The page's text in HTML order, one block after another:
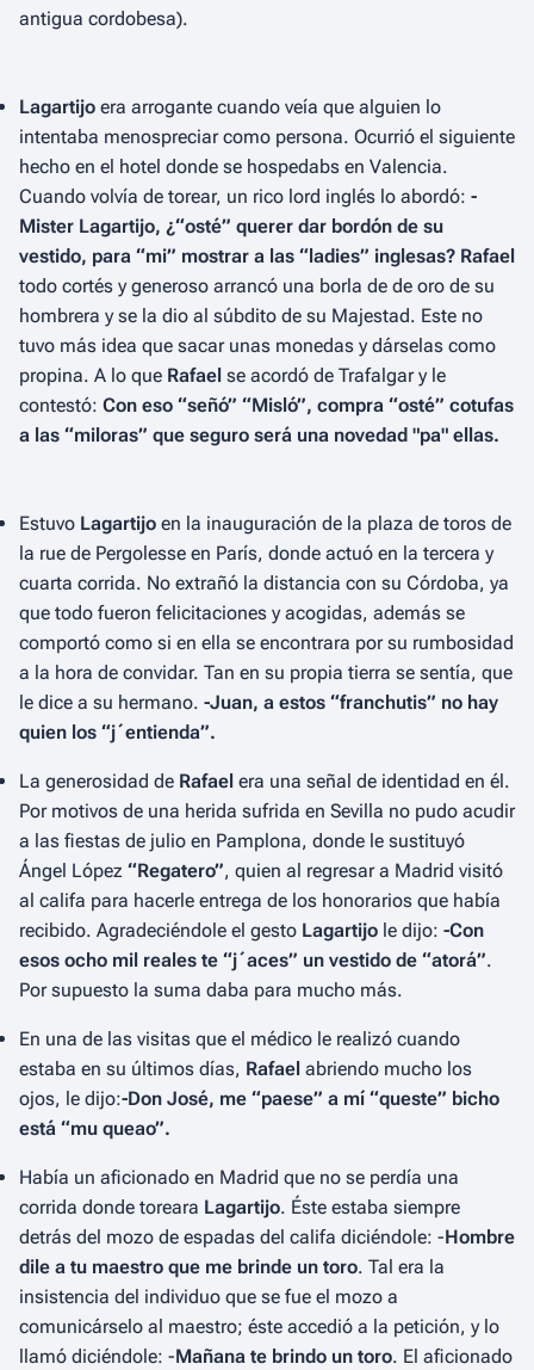
antigua cordobesa).
Lagartijo era arrogante cuando veía que alguien lo
intentaba menospreciar como persona. Ocurrió el siguiente
hecho en el hotel donde se hospedabs en Valencia.
Cuando volvía de torear, un rico lord inglés lo abordó: -
Mister Lagartijo, ¿“osté” querer dar bordón de su
vestido, para “mi” mostrar a las “ladies” inglesas? Rafael
todo cortés y generoso arrancó una borla de de oro de su
hombrera y se la dio al súbdito de su Majestad. Este no
tuvo más idea que sacar unas monedas y dárselas como
propina. A lo que Rafael se acordó de Trafalgar y le
contestó: Con eso “señó” “Misló”, compra “osté” cotufas
a las “miloras” que seguro será una novedad "pa" ellas.
Estuvo Lagartijo en la inauguración de la plaza de toros de
la rue de Pergolesse en París, donde actuó en la tercera y
cuarta corrida. No extrañó la distancia con su Córdoba, ya
que todo fueron felicitaciones y acogidas, además se
comportó como si en ella se encontrara por su rumbosidad
a la hora de convidar. Tan en su propia tierra se sentía, que
le dice a su hermano. -Juan, a estos “franchutis” no hay
quien los “j´entienda”.
La generosidad de Rafael era una señal de identidad en él.
Por motivos de una herida sufrida en Sevilla no pudo acudir
a las fiestas de julio en Pamplona, donde le sustituyó
Ángel López “Regatero”, quien al regresar a Madrid visitó
al califa para hacerle entrega de los honorarios que había
recibido. Agradeciéndole el gesto Lagartijo le dijo: -Con
esos ocho mil reales te “j´aces” un vestido de “atorá”.
Por supuesto la suma daba para mucho más.
En una de las visitas que el médico le realizó cuando
estaba en su últimos días, Rafael abriendo mucho los
ojos, le dijo:-Don José, me “paese” a mí “queste” bicho
está “mu queao”.
Había un aficionado en Madrid que no se perdía una
corrida donde toreara Lagartijo. Éste estaba siempre
detrás del mozo de espadas del califa diciéndole: -Hombre
dile a tu maestro que me brinde un toro. Tal era la
insistencia del individuo que se fue el mozo a
comunicárselo al maestro; éste accedió a la petición, y lo
llamó diciéndole: -Mañana te brindo un toro. El aficionado